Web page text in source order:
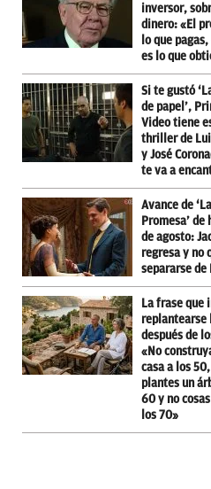
inversor,
dinero: «El
lo que
es lo que
Si te gustó
de papel’,
Video tiene
thriller de
y José
te va a
Avance de ‘La
Promesa’ de
de agosto:
regresa y no
separarse
La frase que
replantearse
después de
«No
casa a los
plantes un
60 y no
los 70»